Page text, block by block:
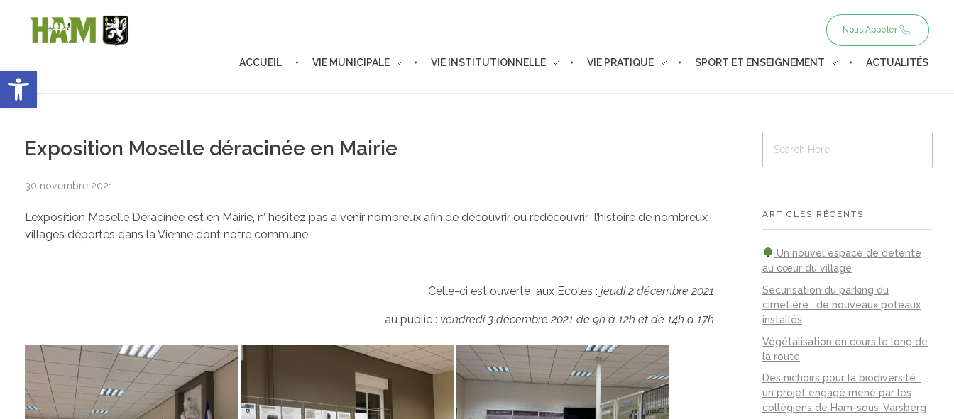
Ouvrir la barre d’outils
Nous Appeler
ACCUEIL VIE MUNICIPALE VIE INSTITUTIONNELLE VIE PRATIQUE SPORT ET ENSEIGNEMENT ACTUALITÉS
Exposition Moselle déracinée en Mairie
30 novembre 2021
L’exposition Moselle Déracinée est en Mairie, n’ hésitez pas à venir nombreux afin de découvrir ou redécouvrir l’histoire de nombreux
villages déportés dans la Vienne dont notre commune.
Celle-ci est ouverte aux Ecoles : jeudi 2 décembre 2021
au public : vendredi 3 décembre 2021 de 9h à 12h et de 14h à 17h
ARTICLES RÉCENTS
Un nouvel espace de détente
au cœur du village
Sécurisation du parking du
cimetière : de nouveaux poteaux
installés
Végétalisation en cours le long de
la route
Des nichoirs pour la biodiversité :
un projet engagé mené par les
collégiens de Ham-sous-Varsberg